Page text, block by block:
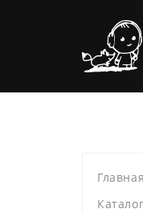
Главная
Каталог